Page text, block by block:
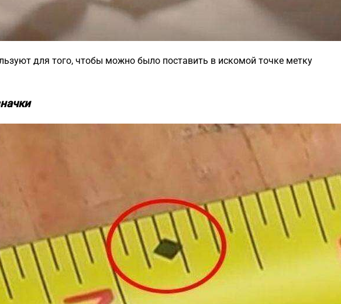
для того, чтобы можно было поставить в искомой точке метку